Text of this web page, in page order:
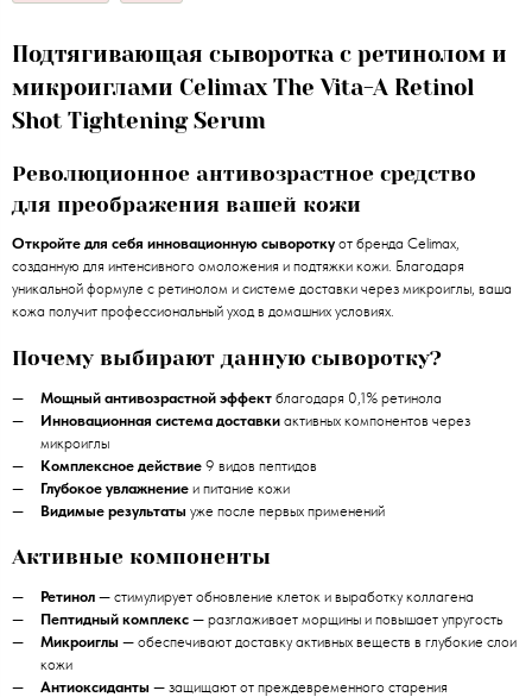
Подтягивающая сыворотка с ретинолом и
микроиглами Celimax The Vita-A Retinol
Shot Tightening Serum
Революционное антивозрастное средство
для преображения вашей кожи
Откройте для себя инновационную сыворотку от бренда Celimax,
созданную для интенсивного омоложения и подтяжки кожи. Благодаря
уникальной формуле с ретинолом и системе доставки через микроиглы, ваша
кожа получит профессиональный уход в домашних условиях.
Почему выбирают данную сыворотку?
Мощный антивозрастной эффект благодаря 0,1% ретинола
Инновационная система доставки активных компонентов через
микроиглы
Комплексное действие 9 видов пептидов
Глубокое увлажнение и питание кожи
Видимые результаты уже после первых применений
Активные компоненты
Ретинол — стимулирует обновление клеток и выработку коллагена
Пептидный комплекс — разглаживает морщины и повышает упругость
Микроиглы — обеспечивают доставку активных веществ в глубокие слои
кожи
Антиоксиданты — защищают от преждевременного старения